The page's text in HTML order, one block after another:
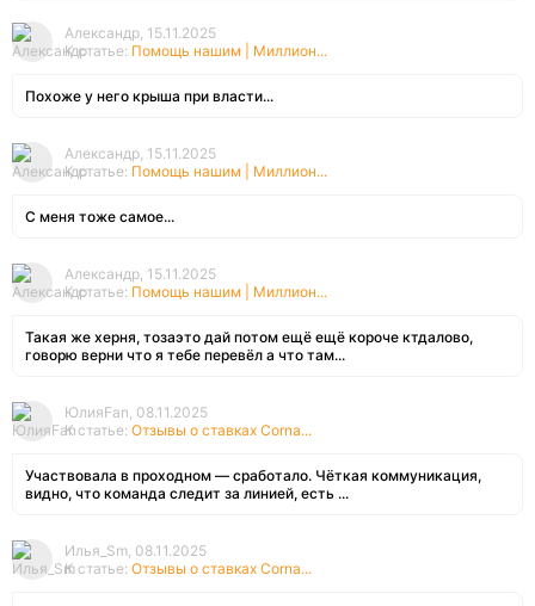
Александр, 15.11.2025
К статье: Помощь нашим | Миллион...
Похоже у него крыша при власти...
Александр, 15.11.2025
К статье: Помощь нашим | Миллион...
С меня тоже самое...
Александр, 15.11.2025
К статье: Помощь нашим | Миллион...
Такая же херня, тозаэто дай потом ещё ещё короче ктдалово,
говорю верни что я тебе перевёл а что там...
ЮлияFan, 08.11.2025
К статье: Отзывы о ставках Corna...
Участвовала в проходном — сработало. Чёткая коммуникация,
видно, что команда следит за линией, есть ...
Илья_Sm, 08.11.2025
К статье: Отзывы о ставках Corna...